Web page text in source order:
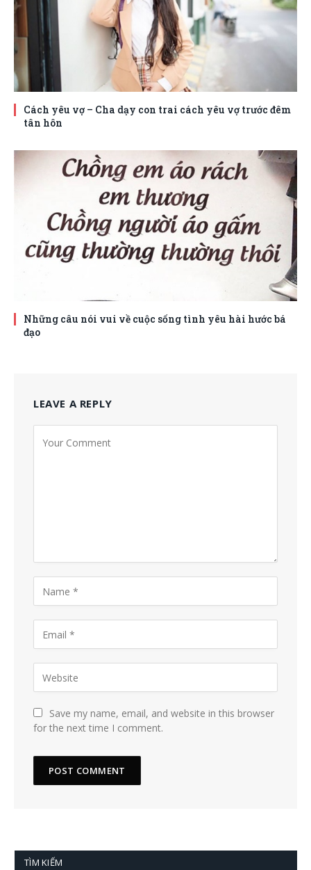
Cách yêu vợ – Cha dạy con trai cách yêu vợ trước đêm
tân hôn
Những câu nói vui về cuộc sống tình yêu hài hước bá
đạo
LEAVE A REPLY
Save my name, email, and website in this browser
for the next time I comment.
TÌM KIẾM